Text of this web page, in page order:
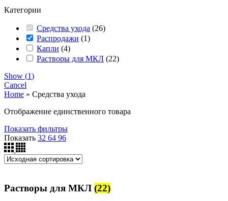
Категории
Средства ухода (26)
Распродажи (1)
Капли (4)
Растворы для МКЛ (22)
Show (1)
Cancel
Home » Средства ухода
Отображение единственного товара
Показать фильтры
Показать 32 64 96
Растворы для МКЛ (22)